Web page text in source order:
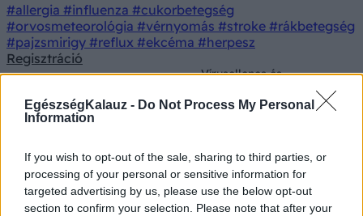
EgészségKalauz - Do Not Process My Personal
Information
If you wish to opt-out of the sale, sharing to third parties, or
processing of your personal or sensitive information for
targeted advertising by us, please use the below opt-out
section to confirm your selection. Please note that after your
#allergia #influenza #cukorbetegség
#orvosmeteorológia #vérnyomás #stroke #rákbetegség
#pajzsmirigy #reflux #ekcéma #herpesz
Regisztráció
Vírusellenes és
immunsstimuláló hatása
is van a jövő
Vírusellenes és immunsstimuláló
hatása is van a jövő élelmiszerének